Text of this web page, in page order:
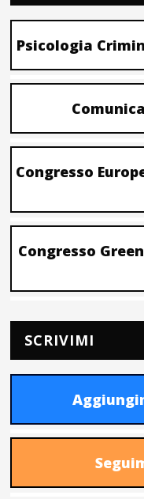
Psicologia
Congresso
Congresso
SCRIVIMI